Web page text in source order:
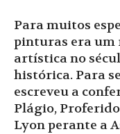
Para muitos
pinturas era um
artística no
histórica. Para
escreveu a
Plágio, Proferido
Lyon perante a